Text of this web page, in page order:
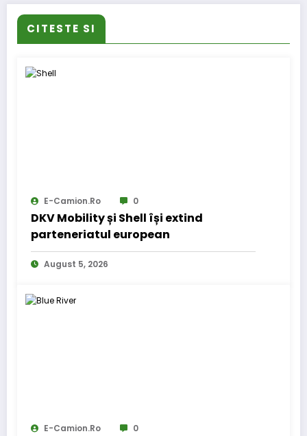
CITESTE SI
E-Camion.ro 0
DKV Mobility și Shell își extind
parteneriatul european
August 5, 2026
E-Camion.ro 0